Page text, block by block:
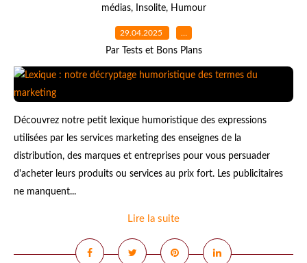
médias, Insolite, Humour
29.04.2025 …
Par Tests et Bons Plans
Découvrez notre petit lexique humoristique des expressions
utilisées par les services marketing des enseignes de la
distribution, des marques et entreprises pour vous persuader
d'acheter leurs produits ou services au prix fort. Les publicitaires
ne manquent...
Lire la suite